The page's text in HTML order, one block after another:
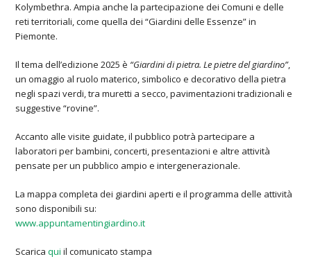
Kolymbethra. Ampia anche la partecipazione dei Comuni e delle
reti territoriali, come quella dei “Giardini delle Essenze” in
Piemonte.
Il tema dell’edizione 2025 è “Giardini di pietra. Le pietre del giardino”,
un omaggio al ruolo materico, simbolico e decorativo della pietra
negli spazi verdi, tra muretti a secco, pavimentazioni tradizionali e
suggestive “rovine”.
Accanto alle visite guidate, il pubblico potrà partecipare a
laboratori per bambini, concerti, presentazioni e altre attività
pensate per un pubblico ampio e intergenerazionale.
La mappa completa dei giardini aperti e il programma delle attività
sono disponibili su:
www.appuntamentingiardino.it
Scaricaqui il comunicato stampa